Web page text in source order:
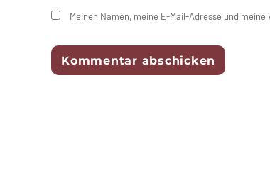
Meinen Namen, meine E-Mail-Adresse und